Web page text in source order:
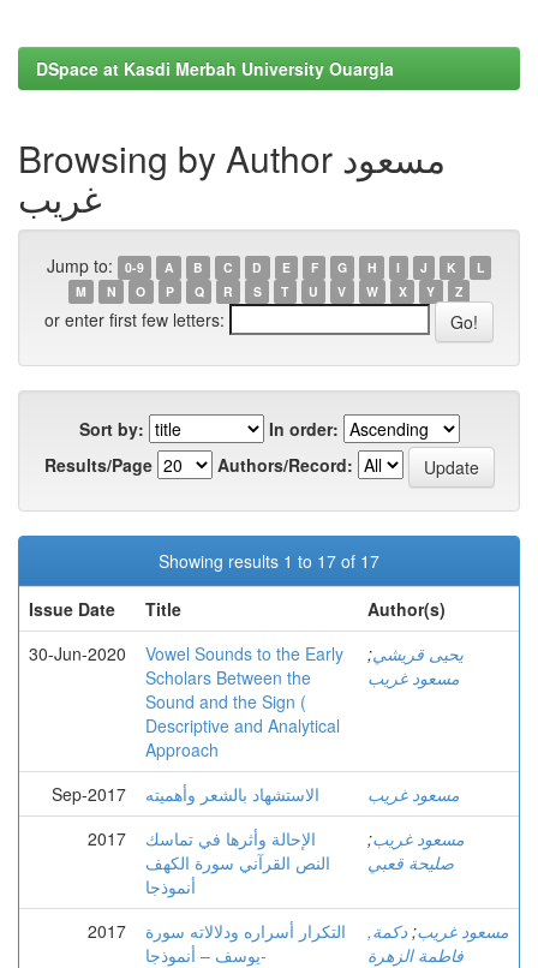
DSpace at Kasdi Merbah University Ouargla
Browsing by Author مسعود
غريب
Jump to: 0-9 A B C D E F G H I J K
L
M
N O P Q R S T U V W X Y Z
or enter first few letters:
Sort by:
In order:
Results/Page
Authors/Record:
Showing results 1 to 17 of 17
Issue Date
Title
Author(s)
30-Jun-2020
Vowel Sounds to the Early
Scholars Between the
Sound and the Sign (
Descriptive and Analytical
Approach
يحيى قريشي;
مسعود غريب
Sep-2017 الاستشهاد بالشعر وأهميته
مسعود غريب
2017
الإحالة وأثرها في تماسك
النص القرآني سورة الكهف
أنموذجا
مسعود غريب;
صليحة قعبي
2017
التكرار أسراره ودلالاته سورة
يوسف – أنموذجا-
مسعود غريب; دكمة,
فاطمة الزهرة